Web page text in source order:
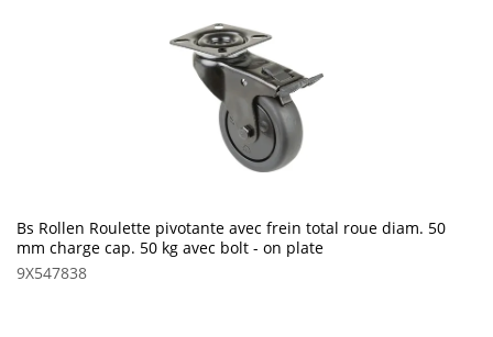
Bs Rollen Roulette pivotante avec frein total roue diam. 50
mm charge cap. 50 kg avec bolt - on plate
9X547838